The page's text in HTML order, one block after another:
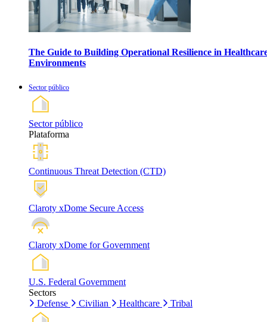
The Guide to Building Operational Resilience in
Environments
Sector público
Sector público
Plataforma
Continuous Threat Detection (CTD)
Claroty xDome Secure Access
Claroty xDome for Government
U.S. Federal Government
Sectors
Defense
Civilian Healthcare Tribal